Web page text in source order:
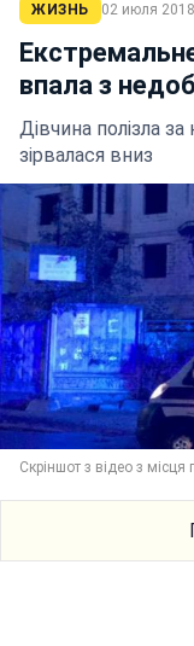
ЖИЗНЬ 02 июля
впала з
Дівчина полізла
зірвалася вниз
Скріншот з відео з